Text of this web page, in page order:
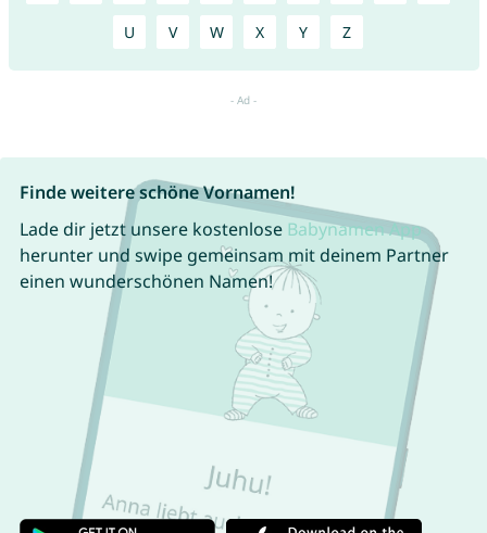
U V W X Y Z
Finde weitere schöne Vornamen!
Lade dir jetzt unsere kostenlose Babynamen App
herunter und swipe gemeinsam mit deinem Partner
einen wunderschönen Namen!